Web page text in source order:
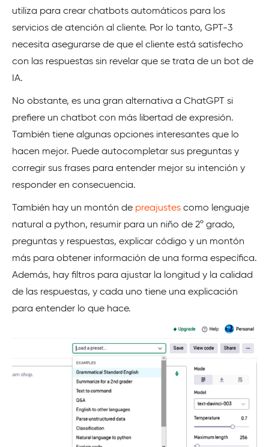
utiliza para crear chatbots automáticos para los
servicios de atención al cliente. Por lo tanto, GPT-3
necesita asegurarse de que el cliente está satisfecho
con las respuestas sin revelar que se trata de un bot de
IA.
No obstante, es una gran alternativa a ChatGPT si
prefiere un chatbot con más libertad de expresión.
También tiene algunas opciones interesantes que lo
hacen mejor. Puede autocompletar sus preguntas y
corregir sus frases para entender mejor su intención y
responder en consecuencia.
También hay un montón de preajustes como lenguaje
natural a python, resumir para un niño de 2º grado,
preguntas y respuestas, explicar código y un montón
más para obtener información de una forma específica.
Además, hay filtros para ajustar la longitud y la calidad
de las respuestas, y cada uno tiene una explicación
para entender lo que hace.